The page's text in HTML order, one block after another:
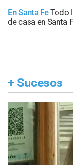
En Santa FeTodo
de casa en Santa
+ Sucesos